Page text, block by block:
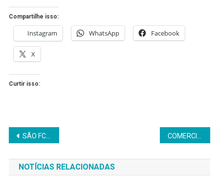
Compartilhe isso:
Instagram WhatsApp Facebook
X
Curtir isso:
Navegação
de
Post
SÃO FCO DO CONDE: SECRETÁRIO SERÁ EXONERADO
NOTÍCIAS RELACIONADAS